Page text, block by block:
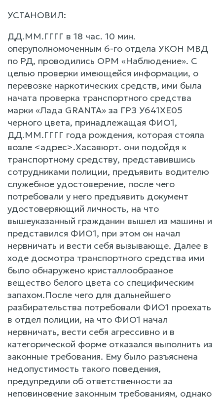
УСТАНОВИЛ:
ДД.ММ.ГГГГ в 18 час. 10 мин.
оперуполномоченным 6-го отдела УКОН МВД
по РД, проводились ОРМ «Наблюдение». С
целью проверки имеющейся информации, о
перевозке наркотических средств, ими была
начата проверка транспортного средства
марки «Лада GRANTA» за ГРЗ У641ХЕ05
черного цвета, принадлежащая ФИО1,
ДД.ММ.ГГГГ года рождения, которая стояла
возле <адрес>.Хасавюрт. они подойдя к
транспортному средству, представившись
сотрудниками полиции, предъявить водителю
служебное удостоверение, после чего
потребовали у него предъявить документ
удостоверяющий личность, на что
вышеуказанный гражданин вышел из машины и
представился ФИО1, при этом он начал
нервничать и вести себя вызывающе. Далее в
ходе досмотра транспортного средства ими
было обнаружено кристаллообразное
вещество белого цвета со специфическим
запахом.После чего для дальнейшего
разбирательства потребовали ФИО1 проехать
в отдел полиции, на что ФИО1 начал
нервничать, вести себя агрессивно и в
категорической форме отказался выполнить из
законные требования. Ему было разъяснена
недопустимость такого поведения,
предупредили об ответственности за
неповиновение законным требованиям, однако